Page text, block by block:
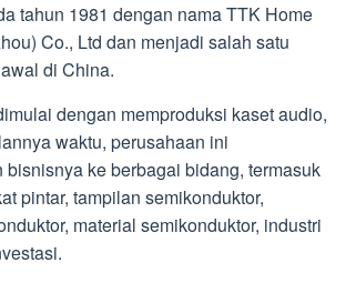
tahun 1981 dengan nama TTK Home
Co., Ltd dan menjadi salah satu
di China.
dengan memproduksi kaset audio,
waktu, perusahaan ini
bisnisnya ke berbagai bidang, termasuk
pintar, tampilan semikonduktor,
material semikonduktor, industri